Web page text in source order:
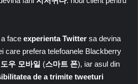
face experienta Twitter sa devina
care prefera telefoanele Blackberry
우 모바일 (스마트 폰), iar asul din
de a trimite tweeturi